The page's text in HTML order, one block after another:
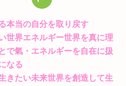
本当の自分を取り戻す
世界エネルギー世界を真に理
で氣・エネルギーを自在に扱
なる
きたい未来世界を創造して生